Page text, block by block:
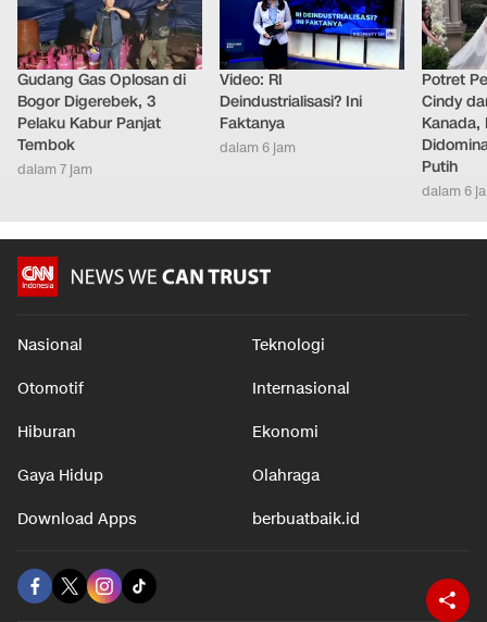
Gudang Gas Oplosan di
Bogor Digerebek, 3
Pelaku Kabur Panjat
Tembok
dalam 7 jam
Video: RI
Deindustrialisasi? Ini
Faktanya
dalam 6 jam
Potret
Cindy
Kanada,
Putih
dalam 6
Nasional Teknologi
Otomotif Internasional
Hiburan Ekonomi
Gaya Hidup Olahraga
Download Apps berbuatbaik.id